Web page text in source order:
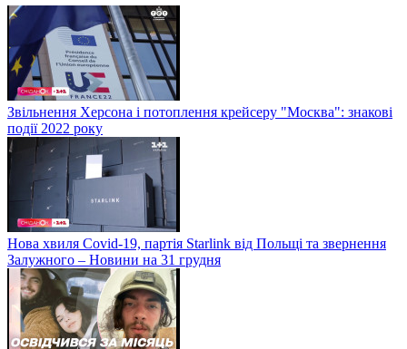
Звільнення Херсона і потоплення крейсеру "Москва": знакові
події 2022 року
Нова хвиля Covid-19, партія Starlink від Польщі та звернення
Залужного – Новини на 31 грудня